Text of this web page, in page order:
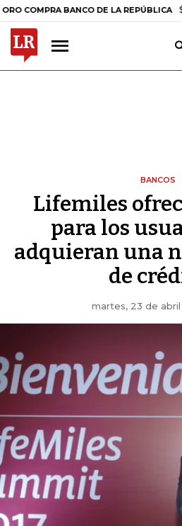
BANCO DE LA REPÚBLICA $
BANCOS
Lifemiles
para los
adquieran una
de
martes, 23 de